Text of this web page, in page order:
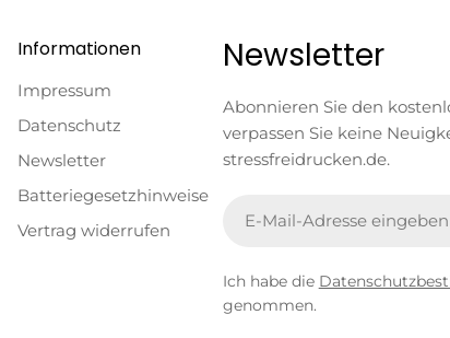
Informationen
Impressum
Datenschutz
Newsletter
Batteriegesetzhinweise
Vertrag widerrufen
Newsletter
Abonnieren Sie den
verpassen Sie keine
stressfreidrucken.de.
Mail
Ich habe die
genommen.